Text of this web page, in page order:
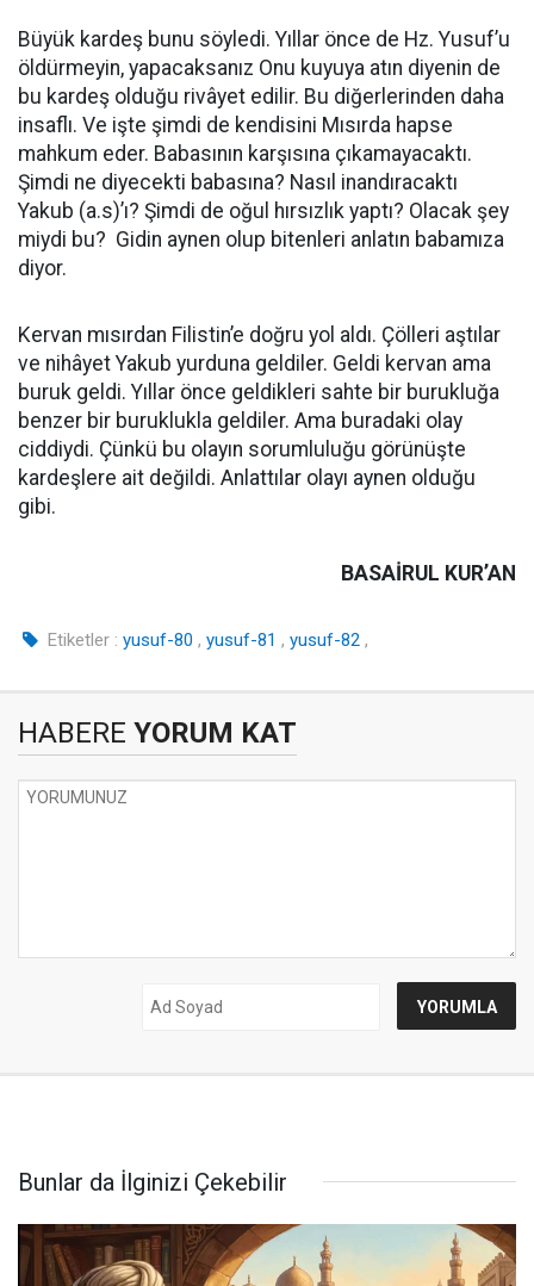
Büyük kardeş bunu söyledi. Yıllar önce de Hz. Yusuf’u
öldürmeyin, yapacaksanız Onu kuyuya atın diyenin de
bu kardeş olduğu rivâyet edilir. Bu diğerlerinden daha
insaflı. Ve işte şimdi de kendisini Mısırda hapse
mahkum eder. Babasının karşısına çıkamayacaktı.
Şimdi ne diyecekti babasına? Nasıl inandıracaktı
Yakub (a.s)’ı? Şimdi de oğul hırsızlık yaptı? Olacak şey
miydi bu? Gidin aynen olup bitenleri anlatın babamıza
diyor.
Kervan mısırdan Filistin’e doğru yol aldı. Çölleri aştılar
ve nihâyet Yakub yurduna geldiler. Geldi kervan ama
buruk geldi. Yıllar önce geldikleri sahte bir burukluğa
benzer bir buruklukla geldiler. Ama buradaki olay
ciddiydi. Çünkü bu olayın sorumluluğu görünüşte
kardeşlere ait değildi. Anlattılar olayı aynen olduğu
gibi.
BASAİRUL KUR’AN
Etiketler : yusuf-80 , yusuf-81 , yusuf-82 ,
HABERE YORUM KAT
Bunlar da İlginizi Çekebilir